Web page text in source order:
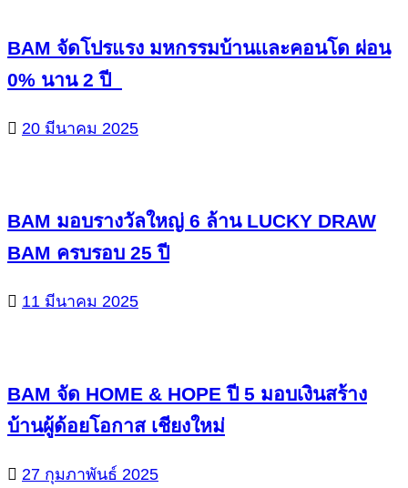
BAM จัดโปรแรง มหกรรมบ้านเเละคอนโด ผ่อน
0% นาน 2 ปี
20 มีนาคม 2025
BAM มอบรางวัลใหญ่ 6 ล้าน LUCKY DRAW
BAM ครบรอบ 25 ปี
11 มีนาคม 2025
BAM จัด HOME & HOPE ปี 5 มอบเงินสร้าง
บ้านผู้ด้อยโอกาส เชียงใหม่
27 กุมภาพันธ์ 2025